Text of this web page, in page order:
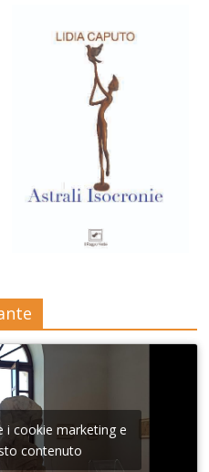
i cookie marketing e
contenuto